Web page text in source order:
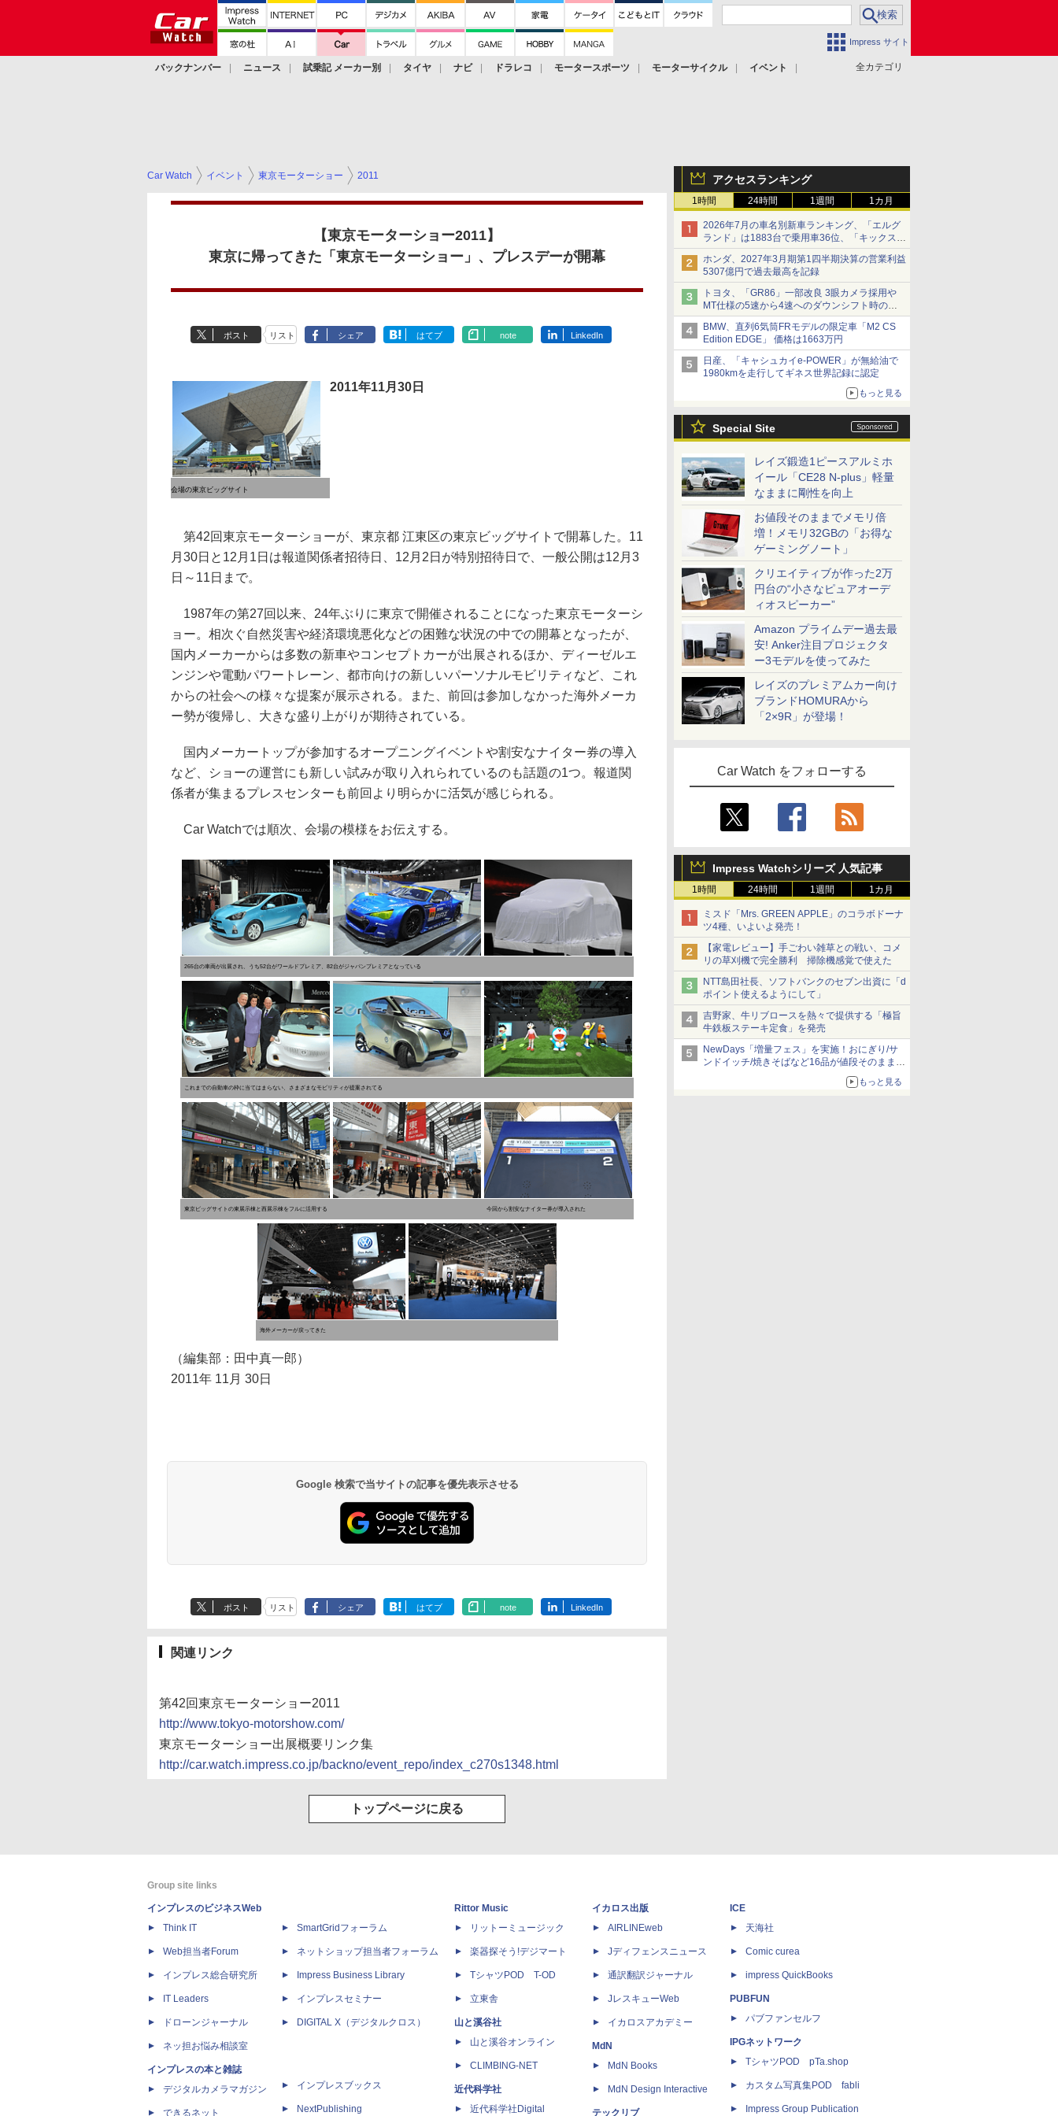
Impress サイト
全カテゴリ
バックナンバー ニュース 試乗記 メーカー別 タイヤ ナビ ドラレコ モータースポーツ モーターサイクル
イベント
アクセスランキング
1時間 24時間 1週間 1カ月
2026年7月の車名別新車ランキング、「エルグ
ランド」は1883台で乗用車36位、「キックス」
は2591台で27位に
ホンダ、2027年3月期第1四半期決算の営業利益
5307億円で過去最高を記録
トヨタ、「GR86」一部改良 3眼カメラ採用や
MT仕様の5速から4速へのダウンシフト時の操
作性向上など
BMW、直列6気筒FRモデルの限定車「M2 CS
Edition EDGE」 価格は1663万円
日産、「キャシュカイe-POWER」が無給油で
1980kmを走行してギネス世界記録に認定
もっと見る
Special Site
レイズ鍛造1ピースアルミホ
イール「CE28 N-plus」軽量
なままに剛性を向上
お値段そのままでメモリ倍
増！メモリ32GBの「お得な
ゲーミングノート」
クリエイティブが作った2万
円台の“小さなピュアオーデ
ィオスピーカー”
Amazon プライムデー過去最
安! Anker注目プロジェクタ
ー3モデルを使ってみた
レイズのプレミアムカー向け
ブランドHOMURAから
「2×9R」が登場！
Car Watch をフォローする
Impress Watchシリーズ 人気記事
1時間 24時間 1週間 1カ月
ミスド「Mrs. GREEN APPLE」のコラボドーナ
ツ4種、いよいよ発売！
【家電レビュー】手ごわい雑草との戦い、コメ
リの草刈機で完全勝利 掃除機感覚で使えた
NTT島田社長、ソフトバンクのセブン出資に「d
ポイント使えるようにして」
吉野家、牛リブロースを熱々で提供する「極旨
牛鉄板ステーキ定食」を発売
NewDays「増量フェス」を実施！おにぎり/サ
ンドイッチ/焼きそばなど16品が値段そのままで
もっと見る
Car Watch イベント 東京モーターショー 2011
【東京モーターショー2011】
東京に帰ってきた「東京モーターショー」、プレスデーが開幕
ポスト リスト シェア はてブ note LinkedIn
会場の東京ビッグサイト
2011年11月30日
第42回東京モーターショーが、東京都 江東区の東京ビッグサイトで開幕した。11
月30日と12月1日は報道関係者招待日、12月2日が特別招待日で、一般公開は12月3
日～11日まで。
1987年の第27回以来、24年ぶりに東京で開催されることになった東京モーターシ
ョー。相次ぐ自然災害や経済環境悪化などの困難な状況の中での開幕となったが、
国内メーカーからは多数の新車やコンセプトカーが出展されるほか、ディーゼルエ
ンジンや電動パワートレーン、都市向けの新しいパーソナルモビリティなど、これ
からの社会への様々な提案が展示される。また、前回は参加しなかった海外メーカ
ー勢が復帰し、大きな盛り上がりが期待されている。
国内メーカートップが参加するオープニングイベントや割安なナイター券の導入
など、ショーの運営にも新しい試みが取り入れられているのも話題の1つ。報道関
係者が集まるプレスセンターも前回より明らかに活気が感じられる。
Car Watchでは順次、会場の模様をお伝えする。
265台の車両が出展され、うち52台がワールドプレミア、82台がジャパンプレミアとなっている
これまでの自動車の枠に当てはまらない、さまざまなモビリティが提案されてる
東京ビッグサイトの東展示棟と西展示棟をフルに活用する 今回から割安なナイター券が導入された
海外メーカーが戻ってきた
（編集部：田中真一郎）
2011年 11月 30日
Google 検索で当サイトの記事を優先表示させる
ポスト リスト シェア はてブ note LinkedIn
関連リンク
第42回東京モーターショー2011
http://www.tokyo-motorshow.com/
東京モーターショー出展概要リンク集
http://car.watch.impress.co.jp/backno/event_repo/index_c270s1348.html
トップページに戻る
Group site links
インプレスのビジネスWeb
Think IT
Web担当者Forum
インプレス総合研究所
IT Leaders
ドローンジャーナル
ネッ担お悩み相談室
インプレスの本と雑誌
デジタルカメラマガジン
できるネット
SmartGridフォーラム
ネットショップ担当者フォーラム
Impress Business Library
インプレスセミナー
DIGITAL X（デジタルクロス）
インプレスブックス
NextPublishing
Rittor Music
リットーミュージック
楽器探そう!デジマート
TシャツPOD T-OD
立東舎
山と溪谷社
山と溪谷オンライン
CLIMBING-NET
近代科学社
近代科学社Digital
イカロス出版
AIRLINEweb
Jディフェンスニュース
通訳翻訳ジャーナル
JレスキューWeb
イカロスアカデミー
MdN
MdN Books
MdN Design Interactive
テックリブ
ICE
天海社
Comic curea
impress QuickBooks
PUBFUN
パブファンセルフ
IPGネットワーク
TシャツPOD pTa.shop
カスタム写真集POD fabli
Impress Group Publication